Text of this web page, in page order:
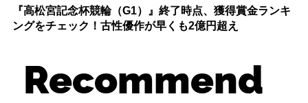
『高松宮記念杯競輪（G1）』終了時点、獲得賞金ランキ
ングをチェック！古性優作が早くも2億円超え
Recommend